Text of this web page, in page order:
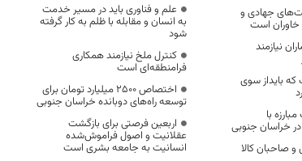
جهادی و
خاوران است
۴۰ نفر از بیماران نیازمند
بایداز سوی
مبارزه با
خراسان جنوبی
و صاحبان کالا
علم و فناوری باید در مسیر خدمت
به انسان و مقابله با ظلم به کار گرفته
شود
کنترل ملخ نیازمند همکاری
فرامنطقه‌ای است
اختصاص 2500 میلیارد تومان برای
توسعه راه‌های دوبانده خراسان جنوبی
اربعین فرصتی برای بازگشت
عقلانیت و اصول فراموش‌شده
انسانیت به جامعه بشری است